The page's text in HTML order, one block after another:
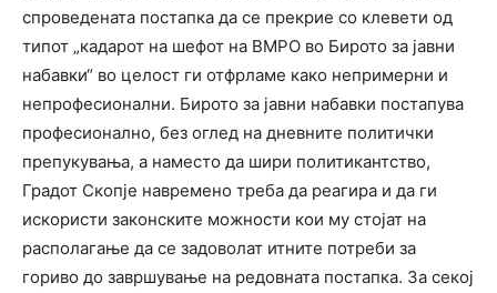
спроведената постапка да се прекрие со клевети од
типот „кадарот на шефот на ВМРО во Бирото за јавни
набавки“ во целост ги отфрламе како непримерни и
непрофесионални. Бирото за јавни набавки постапува
професионално, без оглед на дневните политички
препукувања, а наместо да шири политикантство,
Градот Скопје навремено треба да реагира и да ги
искористи законските можности кои му стојат на
располагање да се задоволат итните потреби за
гориво до завршување на редовната постапка. За секој